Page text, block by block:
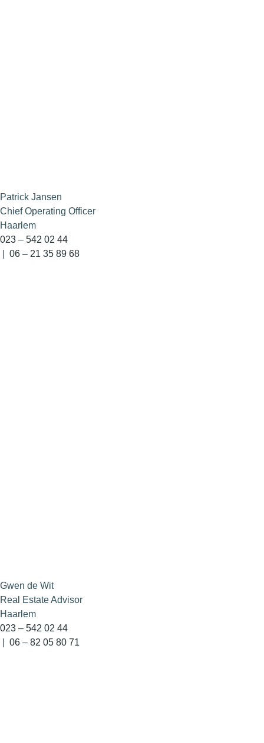
Patrick Jansen
Chief Operating Officer
Haarlem
023 – 542 02 44
06 – 21 35 89 68
Gwen de Wit
Real Estate Advisor
Haarlem
023 – 542 02 44
06 – 82 05 80 71